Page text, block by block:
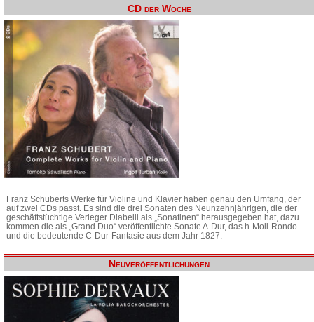
CD der Woche
Franz Schuberts Werke für Violine und Klavier haben genau den Umfang, der
auf zwei CDs passt. Es sind die drei Sonaten des Neunzehnjährigen, die der
geschäftstüchtige Verleger Diabelli als „Sonatinen“ herausgegeben hat, dazu
kommen die als „Grand Duo“ veröffentlichte Sonate A-Dur, das h-Moll-Rondo
und die bedeutende C-Dur-Fantasie aus dem Jahr 1827.
Neuveröffentlichungen